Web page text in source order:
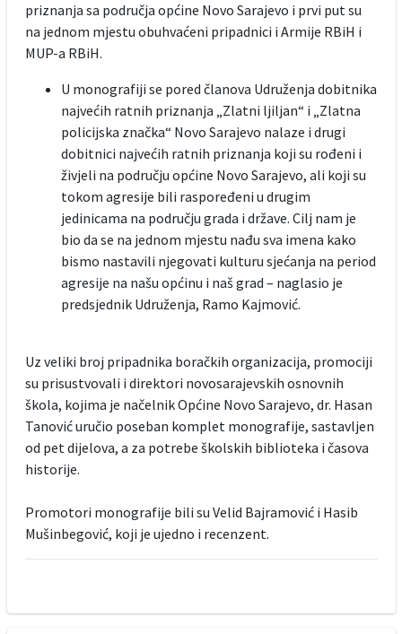
priznanja sa područja općine Novo Sarajevo i prvi put su
na jednom mjestu obuhvaćeni pripadnici i Armije RBiH i
MUP-a RBiH.
U monografiji se pored članova Udruženja dobitnika
najvećih ratnih priznanja „Zlatni ljiljan“ i „Zlatna
policijska značka“ Novo Sarajevo nalaze i drugi
dobitnici najvećih ratnih priznanja koji su rođeni i
živjeli na području općine Novo Sarajevo, ali koji su
tokom agresije bili raspoređeni u drugim
jedinicama na području grada i države. Cilj nam je
bio da se na jednom mjestu nađu sva imena kako
bismo nastavili njegovati kulturu sjećanja na period
agresije na našu općinu i naš grad – naglasio je
predsjednik Udruženja, Ramo Kajmović.
Uz veliki broj pripadnika boračkih organizacija, promociji
su prisustvovali i direktori novosarajevskih osnovnih
škola, kojima je načelnik Općine Novo Sarajevo, dr. Hasan
Tanović uručio poseban komplet monografije, sastavljen
od pet dijelova, a za potrebe školskih biblioteka i časova
historije.
Promotori monografije bili su Velid Bajramović i Hasib
Mušinbegović, koji je ujedno i recenzent.